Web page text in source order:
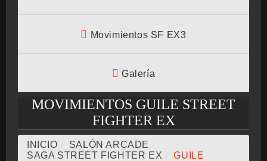
BMG-OST
Movimientos SF EX3
Galería
MOVIMIENTOS GUILE STREET
FIGHTER EX
INICIO SALÓN ARCADE
SAGA STREET FIGHTER EX
GUILE